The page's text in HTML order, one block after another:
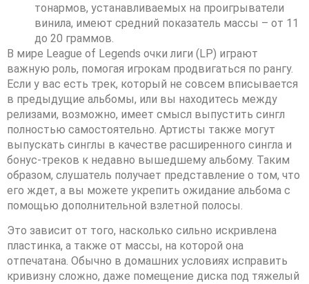
тонармов, устанавливаемых на проигрыватели
винила, имеют средний показатель массы – от 11
до 20 граммов.
В мире League of Legends очки лиги (LP) играют
важную роль, помогая игрокам продвигаться по рангу.
Если у вас есть трек, который не совсем вписывается
в предыдущие альбомы, или вы находитесь между
релизами, возможно, имеет смысл выпустить сингл
полностью самостоятельно. Артисты также могут
выпускать синглы в качестве расширенного сингла и
бонус-треков к недавно вышедшему альбому. Таким
образом, слушатель получает представление о том, что
его ждет, а вы можете укрепить ожидание альбома с
помощью дополнительной взлетной полосы.
Это зависит от того, насколько сильно искривлена
пластинка, а также от массы, на которой она
отпечатана. Обычно в домашних условиях исправить
кривизну сложно, даже помещение диска под тяжелый